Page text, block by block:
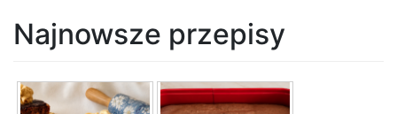
Najnowsze przepisy